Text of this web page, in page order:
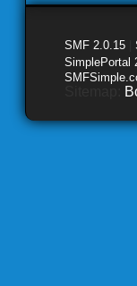
SMF 2.0.15
SimplePortal